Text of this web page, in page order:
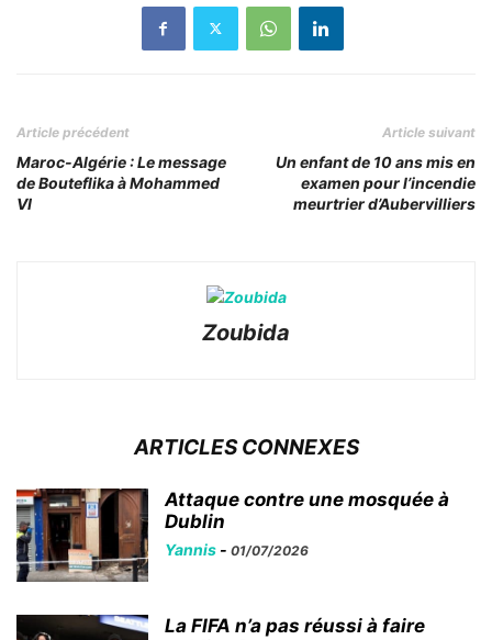
Article précédent
Maroc-Algérie : Le message
de Bouteflika à Mohammed
VI
Article suivant
Un enfant de 10 ans mis en
examen pour l’incendie
meurtrier d’Aubervilliers
Zoubida
ARTICLES CONNEXES
Attaque contre une mosquée à
Dublin
Yannis - 01/07/2026
La FIFA n’a pas réussi à faire